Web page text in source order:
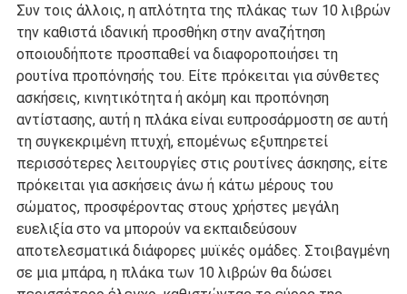
Συν τοις άλλοις, η απλότητα της πλάκας των 10 λιβρών
την καθιστά ιδανική προσθήκη στην αναζήτηση
οποιουδήποτε προσπαθεί να διαφοροποιήσει τη
ρουτίνα προπόνησής του. Είτε πρόκειται για σύνθετες
ασκήσεις, κινητικότητα ή ακόμη και προπόνηση
αντίστασης, αυτή η πλάκα είναι ευπροσάρμοστη σε αυτή
τη συγκεκριμένη πτυχή, επομένως εξυπηρετεί
περισσότερες λειτουργίες στις ρουτίνες άσκησης, είτε
πρόκειται για ασκήσεις άνω ή κάτω μέρους του
σώματος, προσφέροντας στους χρήστες μεγάλη
ευελιξία στο να μπορούν να εκπαιδεύσουν
αποτελεσματικά διάφορες μυϊκές ομάδες. Στοιβαγμένη
σε μια μπάρα, η πλάκα των 10 λιβρών θα δώσει